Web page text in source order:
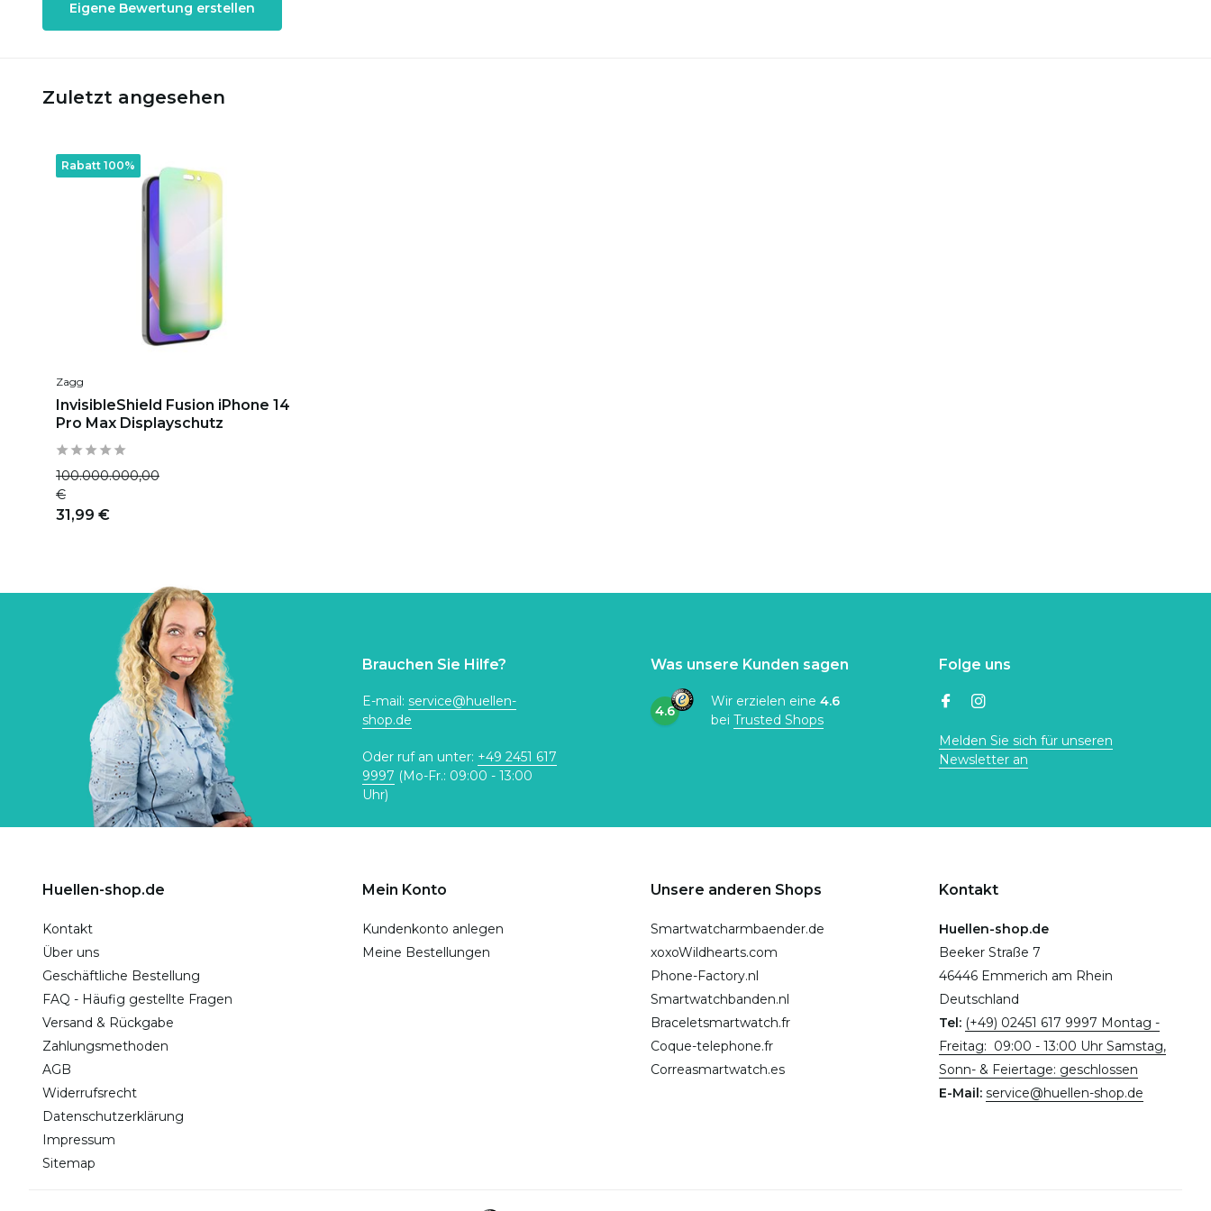
Eigene Bewertung erstellen
Zuletzt angesehen
Rabatt 100%
Zagg
InvisibleShield Fusion iPhone 14
Pro Max Displayschutz
100.000.000,00
€
31,99 €
Brauchen Sie Hilfe?
E-mail: service@huellen-
shop.de
Oder ruf an unter: +49 2451 617
9997 (Mo-Fr.: 09:00 - 13:00
Uhr)
Was unsere Kunden sagen
4.6
Wir erzielen eine 4.6
bei Trusted Shops
Folge uns
Melden Sie sich für unseren
Newsletter an
Huellen-shop.de
Kontakt
Über uns
Geschäftliche Bestellung
FAQ - Häufig gestellte Fragen
Versand & Rückgabe
Zahlungsmethoden
AGB
Widerrufsrecht
Datenschutzerklärung
Impressum
Sitemap
Mein Konto
Kundenkonto anlegen
Meine Bestellungen
Unsere anderen Shops
Smartwatcharmbaender.de
xoxoWildhearts.com
Phone-Factory.nl
Smartwatchbanden.nl
Braceletsmartwatch.fr
Coque-telephone.fr
Correasmartwatch.es
Kontakt
Huellen-shop.de
Beeker Straße 7
46446 Emmerich am Rhein
Deutschland
Tel: (+49) 02451 617 9997 Montag -
Freitag: 09:00 - 13:00 Uhr Samstag,
Sonn- & Feiertage: geschlossen
E-Mail: service@huellen-shop.de